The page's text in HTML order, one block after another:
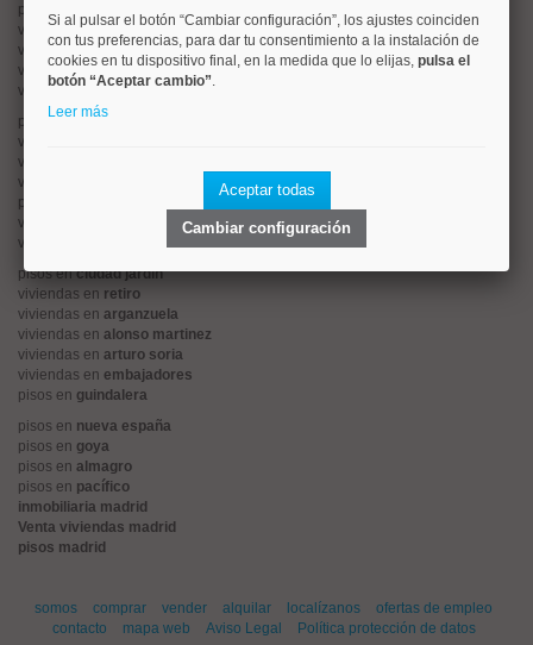
pisos en
viviendas enargüelles
viviendas entetuán
viviendas encuatro caminos
viviendas en chamartín
pisos en rios rosas
viviendas en
viviendas en
viviendas en
pisos en
viviendas en
viviendas en
pisos enciudad jardín
viviendas en retiro
viviendas en arganzuela
viviendas en alonso martinez
viviendas en arturo soria
viviendas en embajadores
pisos en guindalera
pisos en nueva españa
pisos en goya
pisos en almagro
pisos en pacífico
inmobiliaria madrid
Venta viviendas madrid
pisos madrid
somos comprar vender alquilar localízanos
ofertas de empleo
contacto
mapa web Aviso Legal Política protección de datos
Si al pulsar el botón “Cambiar configuración”, los ajustes coinciden
con tus preferencias, para dar tu consentimiento a la instalación de
cookies en tu dispositivo final, en la medida que lo elijas, pulsa el
botón “Aceptar cambio”.
Leer más
Aceptar todas
Cambiar configuración